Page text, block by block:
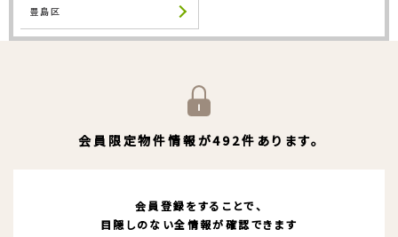
豊島区
会員限定物件情報が492件あります。
会員登録をすることで、
目隠しのない全情報が確認できます